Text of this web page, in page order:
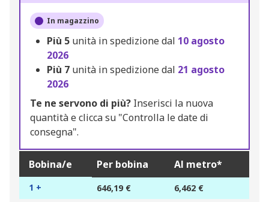
In magazzino
Più 5 unità in spedizione dal 10 agosto
2026
Più 7 unità in spedizione dal 21 agosto
2026
Te ne servono di più? Inserisci la nuova
quantità e clicca su "Controlla le date di
consegna".
Bobina/e Per bobina Al metro*
1 + 646,19 € 6,462 €